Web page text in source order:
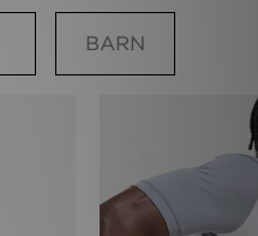
BARN